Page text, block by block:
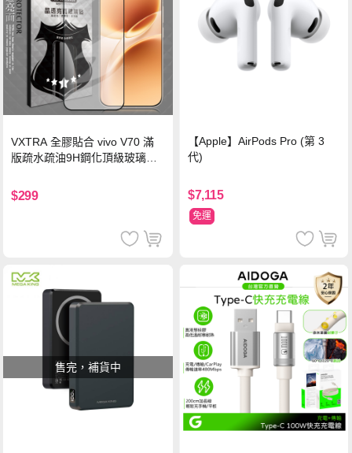
VXTRA 全膠貼合 vivo V70 滿
版疏水疏油9H鋼化頂級玻璃貼
$299
【Apple】AirPods Pro (第 3
代)
$7,115
免運
售完，補貨中